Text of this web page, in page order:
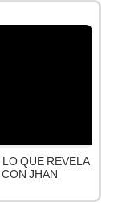
QUE REVELA
JHAN